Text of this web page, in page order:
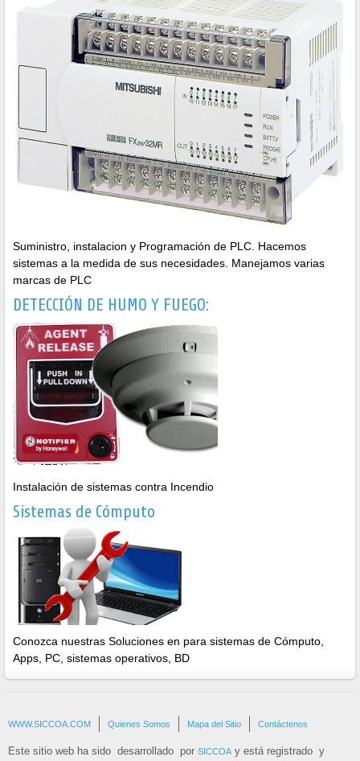
Suministro, instalacion y Programación de PLC. Hacemos
sistemas a la medida de sus necesidades. Manejamos varias
marcas de PLC
DETECCIÓN DE HUMO Y FUEGO:
Instalación de sistemas contra Incendio
Sistemas de Cómputo
Conozca nuestras Soluciones en para sistemas de Cómputo,
Apps, PC, sistemas operativos, BD
WWW.SICCOA.COM Quienes Somos Mapa del Sitio Contáctenos
Este sitio web ha sido desarrollado por SICCOA y está registrado y